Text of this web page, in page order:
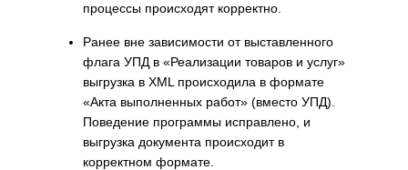
процессы происходят корректно.
Ранее вне зависимости от выставленного
флага УПД в «Реализации товаров и услуг»
выгрузка в XML происходила в формате
«Акта выполненных работ» (вместо УПД).
Поведение программы исправлено, и
выгрузка документа происходит в
корректном формате.